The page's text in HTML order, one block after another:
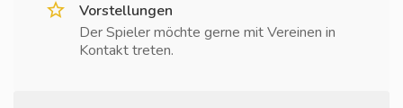
Vorstellungen
Der Spieler möchte gerne mit Vereinen in
Kontakt treten.